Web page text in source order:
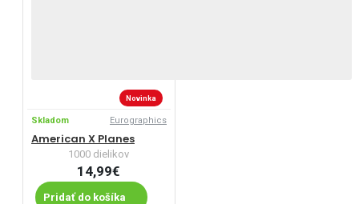
Novinka
Skladom Eurographics
American X Planes
1000 dielikov
14,99€
Pridať do košíka